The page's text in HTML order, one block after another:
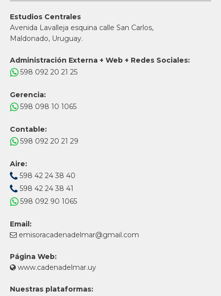
Estudios Centrales
Avenida Lavalleja esquina calle San Carlos,
Maldonado, Uruguay.
Administración Externa + Web + Redes Sociales:
598 092 20 21 25
Gerencia:
598 098 10 1065
Contable:
598 092 20 21 29
Aire:
598 42 24 38 40
598 42 24 38 41
598 092 90 1065
Email:
emisoracadenadelmar@gmail.com
Página Web:
www.cadenadelmar.uy
Nuestras plataformas: